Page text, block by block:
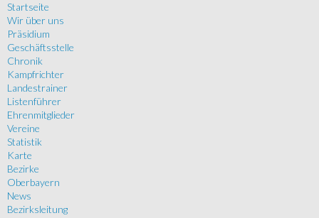
Startseite
Wir über uns
Präsidium
Geschäftsstelle
Chronik
Kampfrichter
Landestrainer
Listenführer
Ehrenmitglieder
Vereine
Statistik
Karte
Bezirke
Oberbayern
News
Bezirksleitung